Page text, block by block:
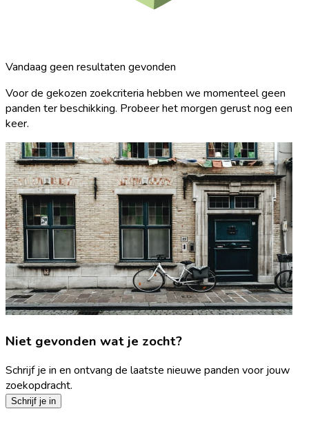
Vandaag geen resultaten gevonden
Voor de gekozen zoekcriteria hebben we momenteel geen
panden ter beschikking. Probeer het morgen gerust nog een
keer.
Niet gevonden wat je zocht?
Schrijf je in en ontvang de laatste nieuwe panden voor jouw
zoekopdracht.
Schrijf je in